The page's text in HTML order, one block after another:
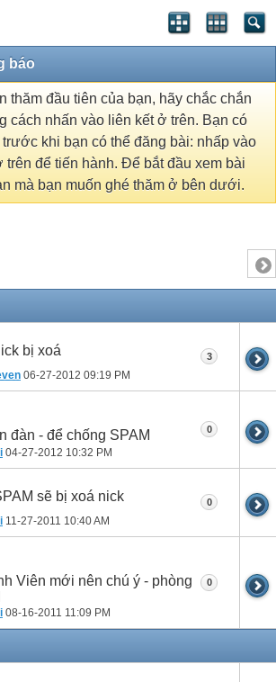
báo
thăm đầu tiên của bạn, hãy chắc chắn
cách nhấn vào liên kết ở trên. Bạn có
trước khi bạn có thể đăng bài: nhấp vào
trên để tiến hành. Để bắt đầu xem bài
mà bạn muốn ghé thăm ở bên dưới.
bị xoá
06-27-2012 09:19 PM
3
đàn - để chống SPAM
04-27-2012 10:32 PM
0
sẽ bị xoá nick
11-27-2011 10:40 AM
0
Viên mới nên chú ý - phòng
08-16-2011 11:09 PM
0